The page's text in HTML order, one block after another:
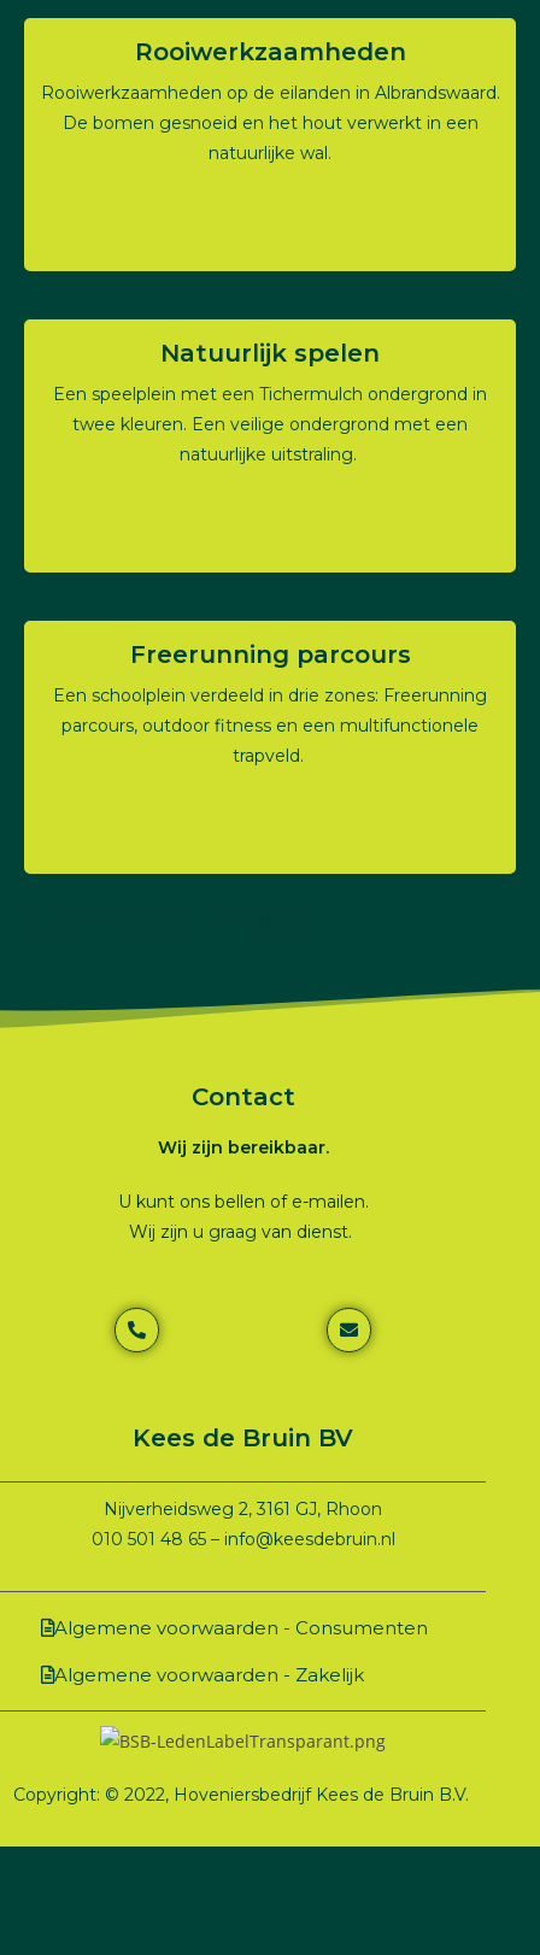
Rooiwerkzaamheden
Rooiwerkzaamheden op de eilanden in Albrandswaard.
De bomen gesnoeid en het hout verwerkt in een
natuurlijke wal.
Natuurlijk spelen
Een speelplein met een Tichermulch ondergrond in
twee kleuren. Een veilige ondergrond met een
natuurlijke uitstraling.
Freerunning parcours
Een schoolplein verdeeld in drie zones: Freerunning
parcours, outdoor fitness en een multifunctionele
trapveld.
Contact
Wij zijn bereikbaar.
U kunt ons bellen of e-mailen.
Wij zijn u graag van dienst.
Kees de Bruin BV
Nijverheidsweg 2, 3161 GJ, Rhoon
010 501 48 65 – info@keesdebruin.nl
Algemene voorwaarden - Consumenten
Algemene voorwaarden - Zakelijk
Copyright: © 2022, Hoveniersbedrijf Kees de Bruin B.V.